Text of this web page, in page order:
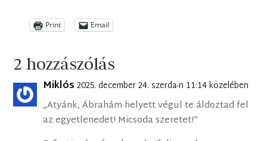
Print Email
2 hozzászólás
Miklós 2025. december 24. szerda-n 11:14 közelében
„Atyánk, Ábrahám helyett végül te áldoztad fel
az egyetlenedet! Micsoda szeretet!”